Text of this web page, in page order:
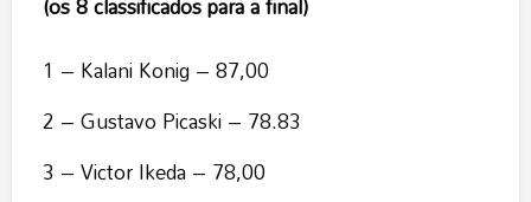
1 – Kalani Konig – 87,00
2 – Gustavo Picaski – 78.83
3 – Victor Ikeda – 78,00